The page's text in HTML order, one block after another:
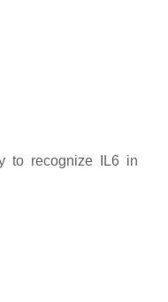
to recognize IL6 in